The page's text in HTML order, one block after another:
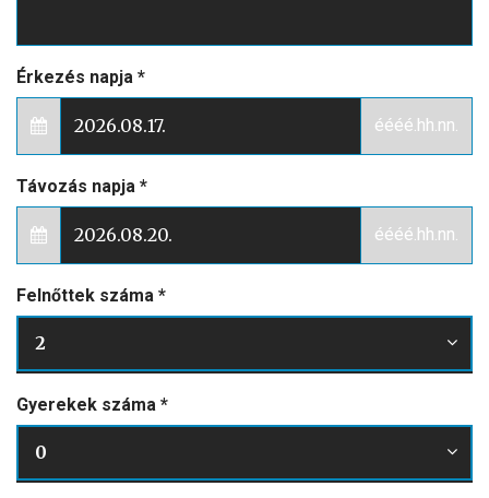
Érkezés napja *
éééé.hh.nn.
Távozás napja *
éééé.hh.nn.
Felnőttek száma *
2
Gyerekek száma *
0